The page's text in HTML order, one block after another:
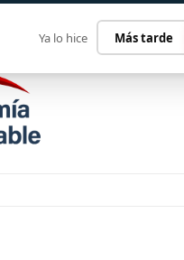
CONTACTO
Ya lo hice Más tarde